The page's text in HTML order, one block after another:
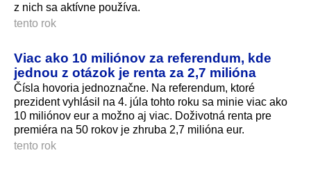
z nich sa aktívne používa.
tento rok
Viac ako 10 miliónov za referendum, kde
jednou z otázok je renta za 2,7 milióna
Čísla hovoria jednoznačne. Na referendum, ktoré
prezident vyhlásil na 4. júla tohto roku sa minie viac ako
10 miliónov eur a možno aj viac. Doživotná renta pre
premiéra na 50 rokov je zhruba 2,7 milióna eur.
tento rok